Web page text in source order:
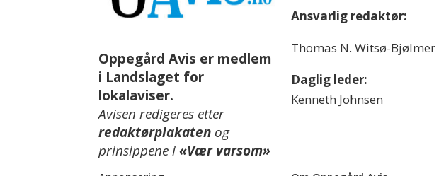
Oppegård Avis er medlem
i Landslaget for
lokalaviser.
Avisen redigeres etter
redaktørplakaten og
prinsippene i«Vær varsom»
Ansvarlig redaktør:
Thomas N. Witsø-Bjølmer
Daglig leder:
Kenneth Johnsen